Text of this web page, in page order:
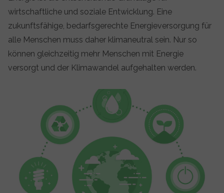
wirtschaftliche und soziale Entwicklung. Eine
zukunftsfähige, bedarfsgerechte Energieversorgung für
alle Menschen muss daher klimaneutral sein. Nur so
können gleichzeitig mehr Menschen mit Energie
versorgt und der Klimawandel aufgehalten werden.